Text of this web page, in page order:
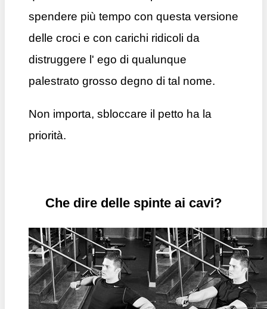
spendere più tempo con questa versione
delle croci e con carichi ridicoli da
distruggere l' ego di qualunque
palestrato grosso degno di tal nome.
Non importa, sbloccare il petto ha la
priorità.
Che dire delle spinte ai cavi?